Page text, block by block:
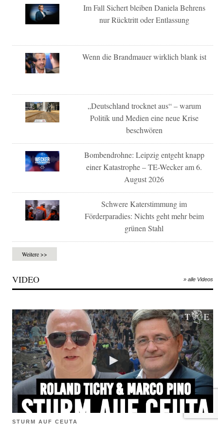
Im Fall Sichert bleiben Daniela Behrens
nur Rücktritt oder Entlassung
Wenn die Brandmauer wirklich blank ist
„Deutschland trocknet aus“ – warum
Politik und Medien eine neue Krise
beschwören
Bombendrohne: Leipzig entgeht knapp
einer Katastrophe – TE-Wecker am 6.
August 2026
Schwere Katerstimmung im
Förderparadies: Nichts geht mehr beim
grünen Stahl
Weitere >>
VIDEO » alle Videos
STURM AUF CEUTA